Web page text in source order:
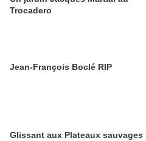
Trocadero
Jean-François Boclé RIP
Glissant aux Plateaux sauvages